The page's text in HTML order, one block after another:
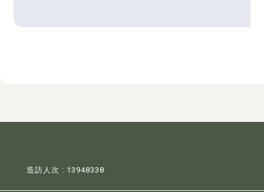
造訪人次 : 13948338